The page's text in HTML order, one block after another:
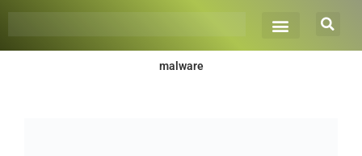
malware